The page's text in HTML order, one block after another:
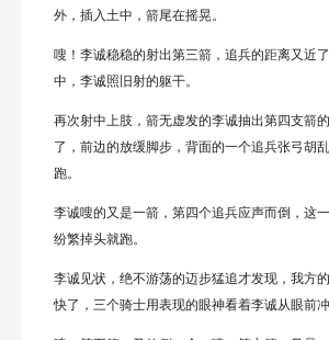
外，插入土中，箭尾在摇晃。
嗖！李诚稳稳的射出第三箭，追兵的距离又近
中，李诚照旧射的躯干。
再次射中上肢，箭无虚发的李诚抽出第四支箭
了，前边的放缓脚步，背面的一个追兵张弓胡
跑。
李诚嗖的又是一箭，第四个追兵应声而倒，这
纷繁掉头就跑。
李诚见状，绝不游荡的迈步猛追才发现，我方
快了，三个骑士用表现的眼神看着李诚从眼前冲